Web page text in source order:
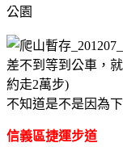
公園
差不到等到公車，
約走2萬步)
不知道是不是因為
信義區捷運步道